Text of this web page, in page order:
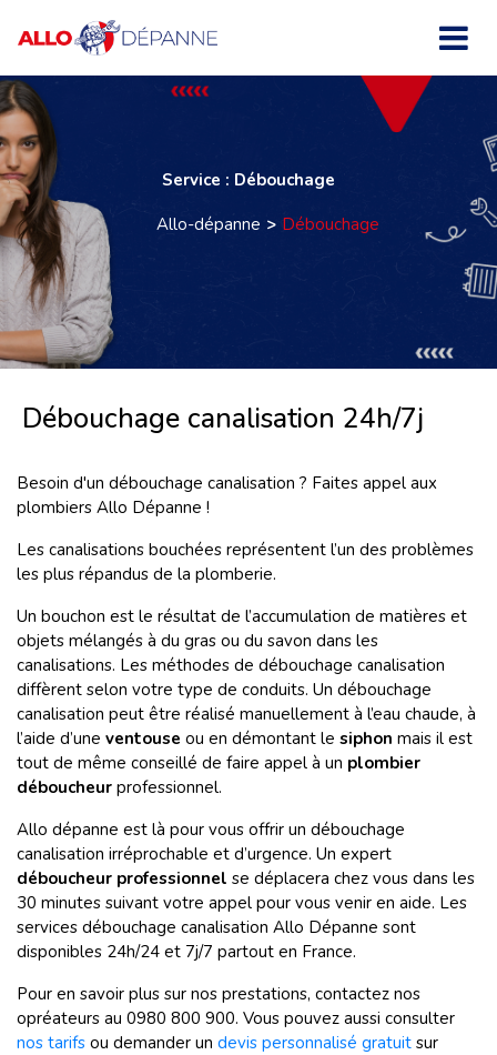
Service : Débouchage
Allo-dépanne
Débouchage
Débouchage canalisation 24h/7j
Besoin d'un débouchage canalisation ? Faites appel aux
plombiers Allo Dépanne !
Les canalisations bouchées représentent l’un des problèmes
les plus répandus de la plomberie.
Un bouchon est le résultat de l’accumulation de matières et
objets mélangés à du gras ou du savon dans les
canalisations. Les méthodes de débouchage canalisation
diffèrent selon votre type de conduits. Un débouchage
canalisation peut être réalisé manuellement à l’eau chaude, à
l’aide d’une ventouse ou en démontant le siphon mais il est
tout de même conseillé de faire appel à un plombier
déboucheur professionnel.
Allo dépanne est là pour vous offrir un débouchage
canalisation irréprochable et d’urgence. Un expert
déboucheur professionnel se déplacera chez vous dans les
30 minutes suivant votre appel pour vous venir en aide. Les
services débouchage canalisation Allo Dépanne sont
disponibles 24h/24 et 7j/7 partout en France.
Pour en savoir plus sur nos prestations, contactez nos
opréateurs au 0980 800 900. Vous pouvez aussi consulter
nos tarifs ou demander un devis personnalisé gratuit sur